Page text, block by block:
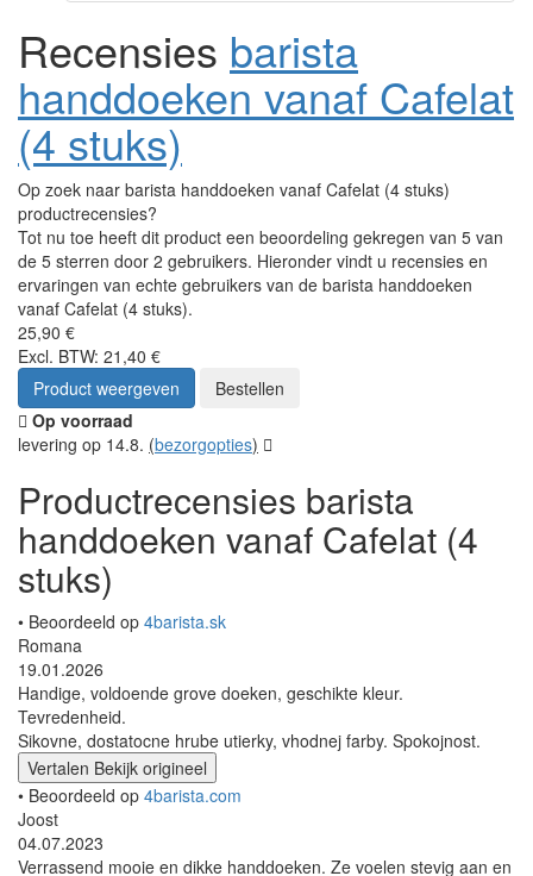
Recensies barista
handdoeken vanaf Cafelat
(4 stuks)
Op zoek naar barista handdoeken vanaf Cafelat (4 stuks)
productrecensies?
Tot nu toe heeft dit product een beoordeling gekregen van 5 van
de 5 sterren door 2 gebruikers. Hieronder vindt u recensies en
ervaringen van echte gebruikers van de barista handdoeken
vanaf Cafelat (4 stuks).
25,90 €
Excl. BTW: 21,40 €
Product weergeven
Bestellen
Op voorraad
levering op 14.8. (bezorgopties)
Productrecensies barista
handdoeken vanaf Cafelat (4
stuks)
• Beoordeeld op 4barista.sk
Romana
19.01.2026
Handige, voldoende grove doeken, geschikte kleur.
Tevredenheid.
Sikovne, dostatocne hrube utierky, vhodnej farby. Spokojnost.
Vertalen Bekijk origineel
• Beoordeeld op 4barista.com
Joost
04.07.2023
Verrassend mooie en dikke handdoeken. Ze voelen stevig aan en